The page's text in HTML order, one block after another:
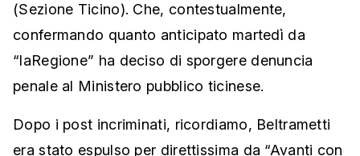
(Sezione Ticino). Che, contestualmente,
confermando quanto anticipato martedì da
“laRegione” ha deciso di sporgere denuncia
penale al Ministero pubblico ticinese.
Dopo i post incriminati, ricordiamo, Beltrametti
era stato espulso per direttissima da “Avanti con